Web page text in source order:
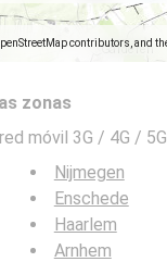
contributors, and
zonas
móvil 3G / 4G /
Nijmegen
Enschede
Haarlem
Arnhem